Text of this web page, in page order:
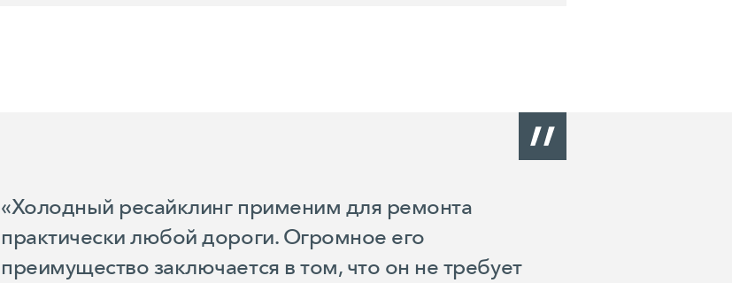
«Холодный ресайклинг применим для ремонта
практически любой дороги. Огромное его
преимущество заключается в том, что он не требует